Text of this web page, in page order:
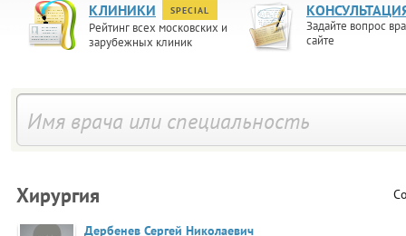
КЛИНИКИ SPECIAL
Рейтинг всех московских и
зарубежных клиник
Задайте вопрос
сайте
Хирургия
Дербенев Сергей Николаевич